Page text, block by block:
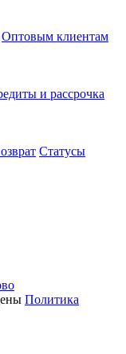
Оптовым клиентам
и рассрочка
Статусы
Политика